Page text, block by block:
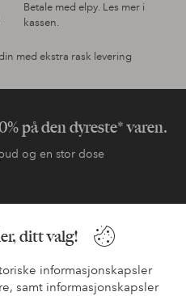
ditt valg!
informasjonskapsler
samt informasjonskapsler
Betale med elpy. Les mer i
kassen.
med ekstra rask levering
på den dyreste* varen.
og en stor dose